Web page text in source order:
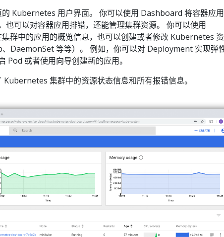
Kubernetes 用户界面。 你可以使用 Dashboard 将容器应
也可以对容器应用排错，还能管理集群资源。 你可以使用
群中的应用的概览信息，也可以创建或者修改 Kubernetes
、DaemonSet 等等）。 例如，你可以对 Deployment 实现弹
Pod 或者使用向导创建新的应用。
集群中的资源状态信息和所有报错信息。